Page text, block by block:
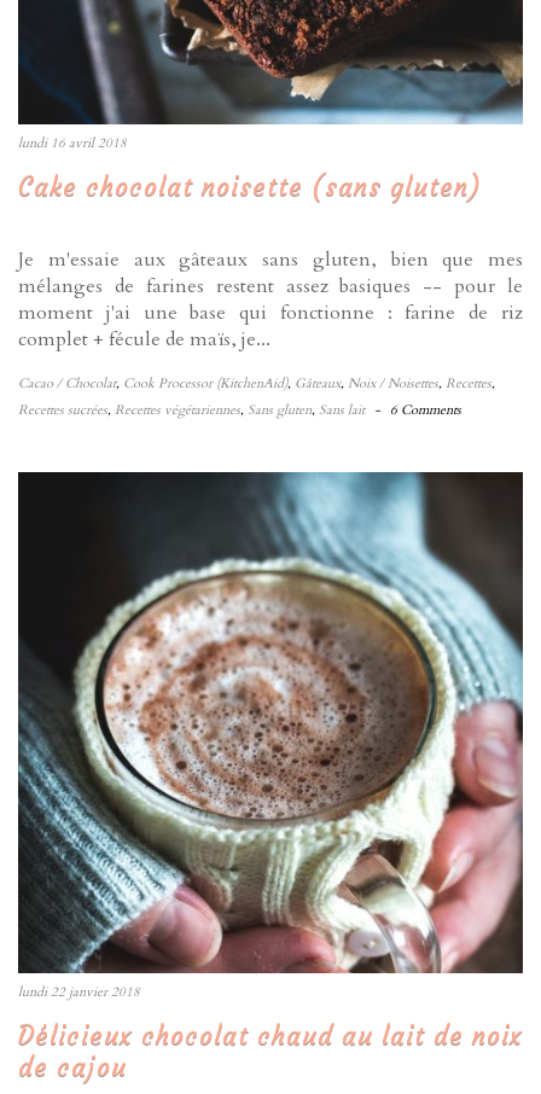
lundi 16 avril 2018
Cake chocolat noisette (sans gluten)
Je m'essaie aux gâteaux sans gluten, bien que mes
mélanges de farines restent assez basiques -- pour le
moment j'ai une base qui fonctionne : farine de riz
complet + fécule de maïs, je...
Cacao / Chocolat, Cook Processor (KitchenAid), Gâteaux, Noix / Noisettes, Recettes,
Recettes sucrées, Recettes végétariennes, Sans gluten, Sans lait - 6 Comments
lundi 22 janvier 2018
Délicieux chocolat chaud au lait de noix
de cajou